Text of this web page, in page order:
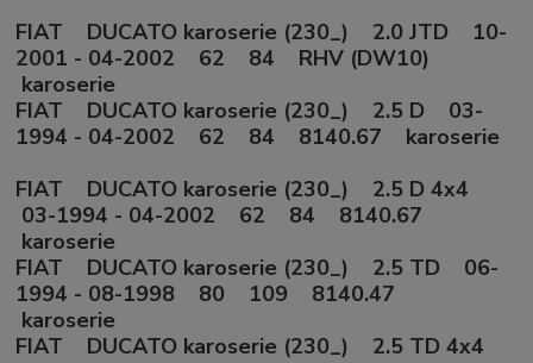
FIAT DUCATO karoserie (230_) 2.0 JTD 10-
2001 - 04-2002 62 84 RHV (DW10)
karoserie
FIAT DUCATO karoserie (230_) 2.5 D 03-
1994 - 04-2002 62 84 8140.67 karoserie
FIAT DUCATO karoserie (230_) 2.5 D 4x4
03-1994 - 04-2002 62 84 8140.67
karoserie
FIAT DUCATO karoserie (230_) 2.5 TD 06-
1994 - 08-1998 80 109 8140.47
karoserie
FIAT DUCATO karoserie (230_) 2.5 TD 4x4